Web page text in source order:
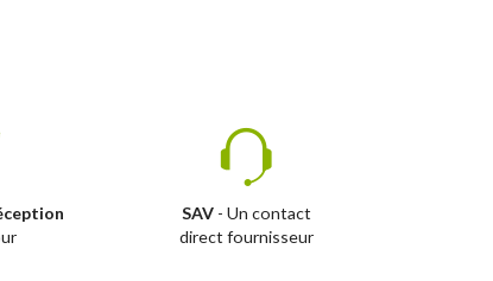
SAV- Un contact
direct fournisseur